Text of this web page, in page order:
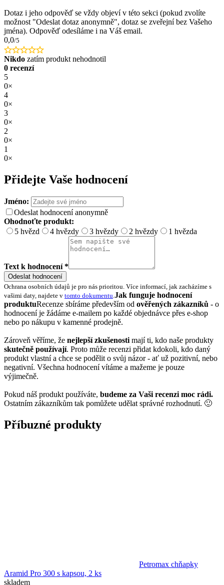
Dotaz i jeho odpověď se vždy objeví v této sekci (pokud zvolíte
možnost "Odeslat dotaz anonymně", dotaz se zveřejní bez Vašeho
jména). Odpověď odesíláme i na Váš email.
0,0/5
Nikdo zatím produkt nehodnotil
0 recenzí
5
0×
4
0×
3
0×
2
0×
1
0×
Přidejte Vaše hodnocení
Jméno:
Odeslat hodnocení anonymně
Ohodnoťte produkt:
5 hvězd
4 hvězdy 3 hvězdy 2 hvězdy 1 hvězda
Text k hodnocení *
Odeslat hodnocení
Ochrana osobních údajů je pro nás prioritou. Více informací, jak zacházíme s
vašimi daty, najdete v tomto dokumentu Jak funguje hodnocení
produktuRecenze sbíráme především od ověřených zákazníků - o
hodnocení je žádáme e-mailem po každé objednávce přes e-shop
nebo po nákupu v kamenné prodejně.
Zároveň věříme, že nejlepší zkušenosti mají ti, kdo naše produkty
skutečně používají. Proto může recenzi přidat kdokoli, kdo daný
produkt vlastní a chce se podělit o svůj názor - ať už pozitivní, nebo
negativní. Všechna hodnocení vítáme a mažeme je pouze
výjimečně.
Pokud náš produkt používáte, budeme za Vaši recenzi moc rádi.
Ostatním zákazníkům tak pomůžete udělat správné rozhodnutí. 🙂
Příbuzné produkty
Petromax chňapky
Aramid Pro 300 s kapsou, 2 ks
skladem